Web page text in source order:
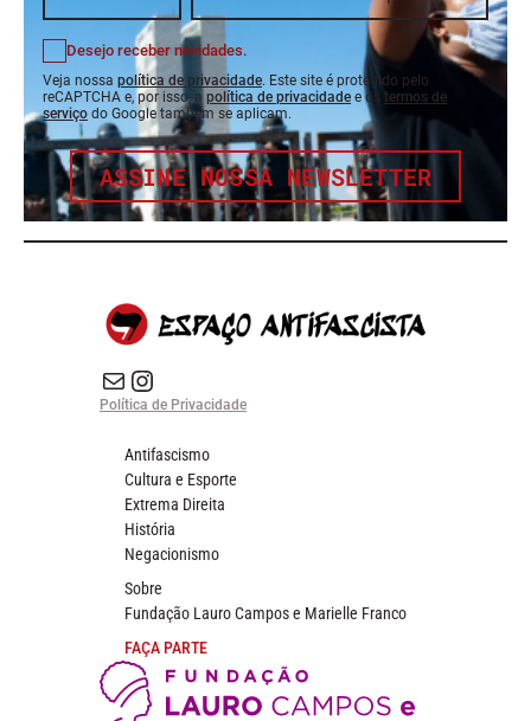
Desejo receber novidades.
Veja nossa política de privacidade. Este site é protegido pelo
reCAPTCHA e, por isso, a política de privacidade e os termos de
serviço do Google também se aplicam.
ASSINE NOSSA NEWSLETTER
E-mail Instagram do Espaço Antifascista
Política de Privacidade
Antifascismo
Cultura e Esporte
Extrema Direita
História
Negacionismo
Sobre
Fundação Lauro Campos e Marielle Franco
FAÇA PARTE